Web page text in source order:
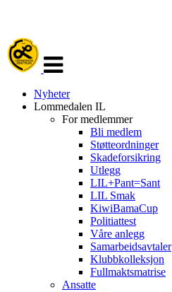
navigasjon
Nyheter
Lommedalen IL
For medlemmer
Bli medlem
Støtteordninger
Skadeforsikring
Utlegg
LIL+Pant=Sant
LIL Smak
KiwiBamaCup
Politiattest
Våre anlegg
Samarbeidsavtaler
Klubbkolleksjon
Fullmaktsmatrise
Ansatte